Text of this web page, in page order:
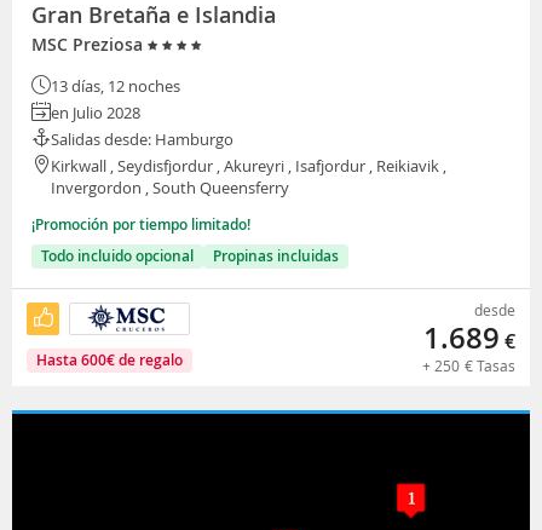
Gran Bretaña e Islandia
MSC Preziosa
13 días, 12 noches
en Julio 2028
Salidas desde: Hamburgo
Kirkwall , Seydisfjordur , Akureyri , Isafjordur , Reikiavik ,
Invergordon , South Queensferry
¡Promoción por tiempo limitado!
Todo incluido opcional
Propinas incluidas
Hasta 600€de regalo
desde
1.689 €
+ 250 €Tasas